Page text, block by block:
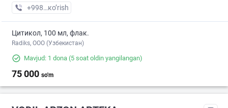
+998 (79) XXX-XX-XX
кo’rish
Цитикол, 100 мл, флак.
Radiks, ООО (Узбекистан)
Mavjud: 1 dona (5 soat oldin yangilangan)
75 000 so'm